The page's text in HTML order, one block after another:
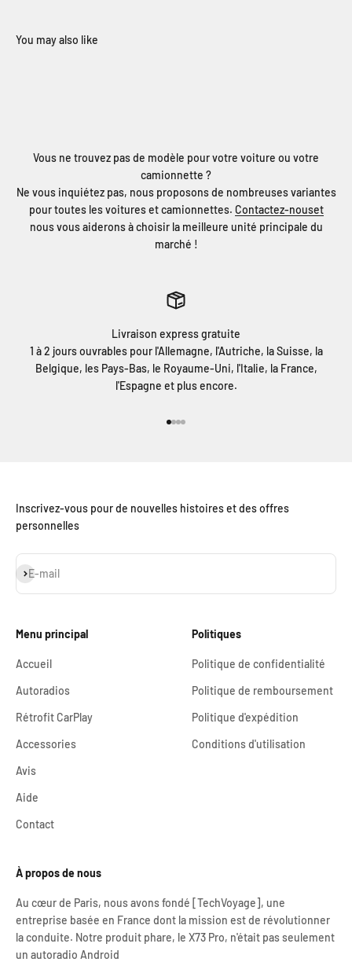
Vous ne trouvez pas de modèle pour votre voiture ou votre
camionnette ?
Ne vous inquiétez pas, nous proposons de nombreuses variantes
pour toutes les voitures et camionnettes. Contactez-nouset
nous vous aiderons à choisir la meilleure unité principale du
marché !
Livraison express gratuite
1 à 2 jours ouvrables pour l'Allemagne, l'Autriche, la Suisse, la
Belgique, les Pays-Bas, le Royaume-Uni, l'Italie, la France,
l'Espagne et plus encore.
Inscrivez-vous pour de nouvelles histoires et des offres
personnelles
E-mail
S'inscrire
Menu principal
Accueil
Autoradios
Rétrofit CarPlay
Accessories
Avis
Aide
Contact
Politiques
Politique de confidentialité
Politique de remboursement
Politique d'expédition
Conditions d'utilisation
À propos de nous
Au cœur de Paris, nous avons fondé [TechVoyage], une
entreprise basée en France dont la mission est de révolutionner
la conduite. Notre produit phare, le X73 Pro, n'était pas seulement
un autoradio Android